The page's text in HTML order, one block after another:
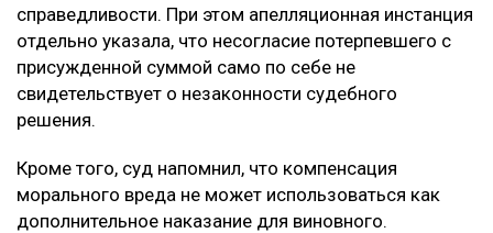
справедливости. При этом апелляционная инстанция
отдельно указала, что несогласие потерпевшего с
присужденной суммой само по себе не
свидетельствует о незаконности судебного
решения.
Кроме того, суд напомнил, что компенсация
морального вреда не может использоваться как
дополнительное наказание для виновного.